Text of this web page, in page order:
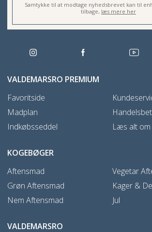
Samtykke til at modtage nyhedsbrevet kan til
tilbage, læs mere her
VALDEMARSRO PREMIUM
Favoritside
Madplan
Indkøbsseddel
Læs alt om
KOGEBØGER
Aftensmad
Grøn Aftensmad
Nem Aftensmad
Vegetar
Kager &
Jul
VALDEMARSRO